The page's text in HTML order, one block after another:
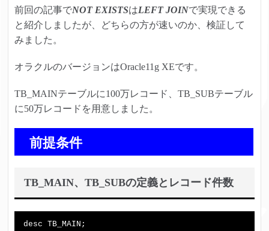
前回の記事でNOT EXISTSはLEFT JOINで実現できる
と紹介しましたが、どちらの方が速いのか、検証して
みました。
オラクルのバージョンはOracle11g XEです。
TB_MAINテーブルに100万レコード、TB_SUBテーブル
に50万レコードを用意しました。
前提条件
TB_MAIN、TB_SUBの定義とレコード件数
desc TB_MAIN;